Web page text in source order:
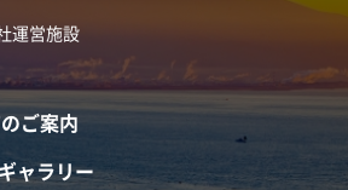
運営施設
ご案内
ャラリー